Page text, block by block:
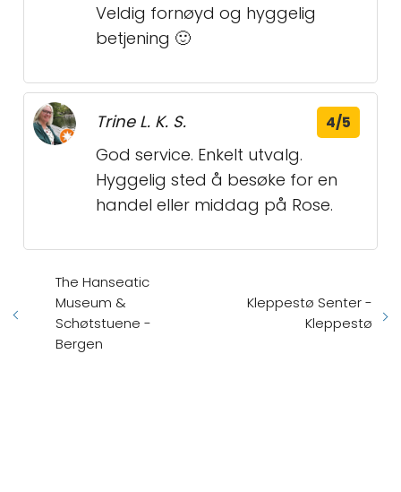
Veldig fornøyd og hyggelig
betjening 🙂
Trine L. K. S. 4/5
God service. Enkelt utvalg.
Hyggelig sted å besøke for en
handel eller middag på Rose.
The Hanseatic
Museum &
Schøtstuene -
Bergen
Kleppestø Senter -
Kleppestø